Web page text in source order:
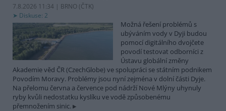
7.8.2026 11:34 | BRNO (ČTK)
Diskuse: 2
Možná řešení problémů s
ubýváním vody v Dyji budou
pomocí digitálního dvojčete
povodí testovat odborníci z
Ústavu globální změny
Akademie věd ČR (CzechGlobe) ve spolupráci se státním podnikem
Povodím Moravy. Problémy jsou nyní zejména v dolní části Dyje.
Na přelomu června a července pod nádrží Nové Mlýny uhynuly
ryby kvůli nedostatku kyslíku ve vodě způsobenému
přemnožením sinic.